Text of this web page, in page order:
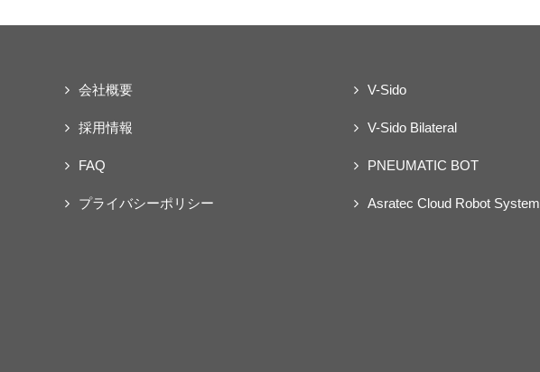
会社概要
採用情報
FAQ
プライバシーポリシー
V-Sido
V-Sido Bilateral
PNEUMATIC BOT
Asratec Cloud Robot System